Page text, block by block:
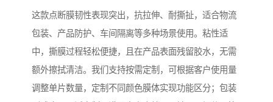
这款点断膜韧性表现突出，抗拉伸、耐撕扯，适合物流
包装、产品防护、车间隔离等多种场景使用。粘性适
中，撕膜过程轻松便捷，且在产品表面残留胶水，无需
额外擦拭清洁。我们支持按需定制，可根据客户使用量
调整单片数量，定制不同颜色膜体实现功能区分；包装